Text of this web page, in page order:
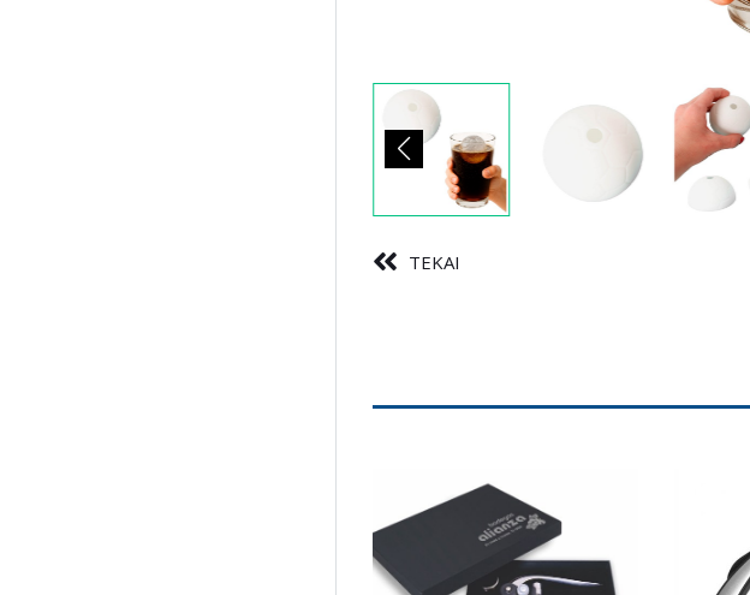
TEKAI